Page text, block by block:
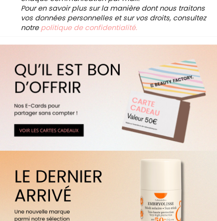
Pour en savoir plus sur la manière dont nous traitons
vos données personnelles et sur vos droits, consultez
notre politique de confidentialité.